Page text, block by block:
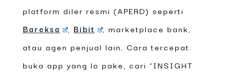
platform diler resmi (APERD) seperti
Bareksa
Bibit
, marketplace bank,
atau agen penjual lain. Cara tercepat:
buka app yang lo pake, cari “INSIGHT